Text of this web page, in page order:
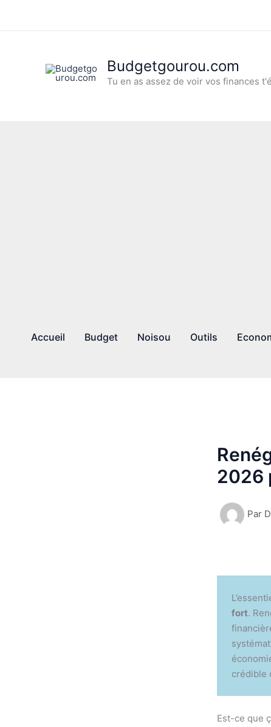
Budgetgourou.com
Tu en as assez de voir vos finances
Accueil Budget Noisou Outils
2026
Par
fort.
crédible
Est-ce que